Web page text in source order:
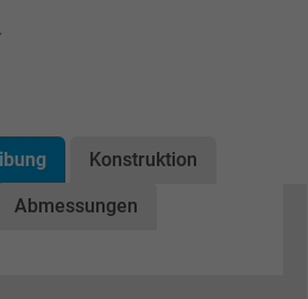
Konstruktion
Abmessungen